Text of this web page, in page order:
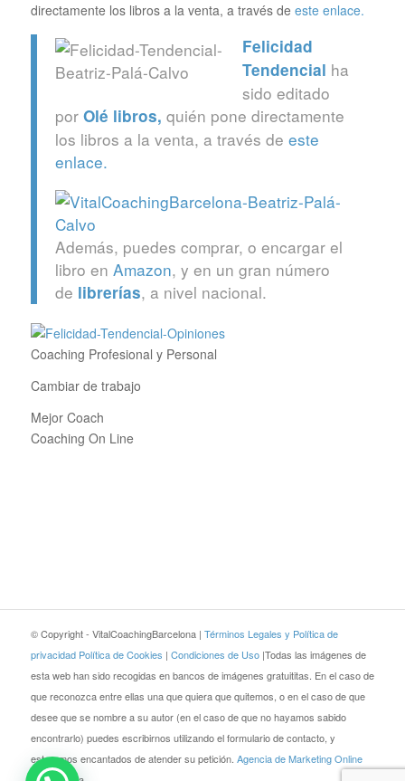
directamente los libros a la venta, a través de este enlace.
Felicidad
Tendencial ha
sido editado
por Olé libros, quién pone directamente
los libros a la venta, a través de este
enlace.
Además, puedes comprar, o encargar el
libro en Amazon, y en un gran número
de librerías, a nivel nacional.
Coaching Profesional y Personal
Cambiar de trabajo
Mejor Coach
Coaching On Line
© Copyright - VitalCoachingBarcelona | Términos Legales y Política de
privacidad Política de Cookies | Condiciones de Uso |Todas las imágenes de
esta web han sido recogidas en bancos de imágenes gratuititas. En el caso de
que reconozca entre ellas una que quiera que quitemos, o en el caso de que
desee que se nombre a su autor (en el caso de que no hayamos sabido
encontrarlo) puedes escribirnos utilizando el formulario de contacto, y
estaremos encantados de atender su petición. Agencia de Marketing Online